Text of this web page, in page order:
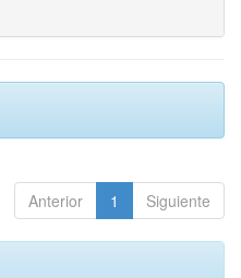
Anterior 1 Siguiente